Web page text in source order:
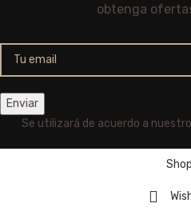
obtenga
Se utilizará de acuerdo a
Shop